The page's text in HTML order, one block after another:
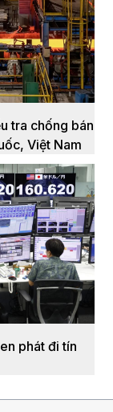
tra chống bán
Việt Nam
phát đi tín